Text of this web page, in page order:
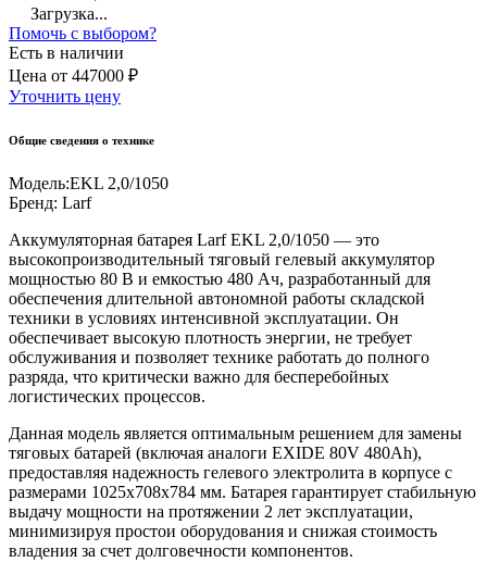
Загрузка...
Помочь с выбором?
Есть в наличии
Цена от 447000 ₽
Уточнить цену
Общие сведения о технике
Модель:EKL 2,0/1050
Бренд: Larf
Аккумуляторная батарея Larf EKL 2,0/1050 — это
высокопроизводительный тяговый гелевый аккумулятор
мощностью 80 В и емкостью 480 Ач, разработанный для
обеспечения длительной автономной работы складской
техники в условиях интенсивной эксплуатации. Он
обеспечивает высокую плотность энергии, не требует
обслуживания и позволяет технике работать до полного
разряда, что критически важно для бесперебойных
логистических процессов.
Данная модель является оптимальным решением для замены
тяговых батарей (включая аналоги EXIDE 80V 480Ah),
предоставляя надежность гелевого электролита в корпусе с
размерами 1025x708x784 мм. Батарея гарантирует стабильную
выдачу мощности на протяжении 2 лет эксплуатации,
минимизируя простои оборудования и снижая стоимость
владения за счет долговечности компонентов.